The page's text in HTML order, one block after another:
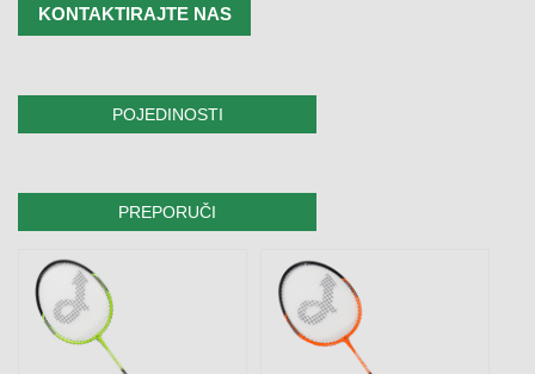
KONTAKTIRAJTE NAS
POJEDINOSTI
PREPORUČI